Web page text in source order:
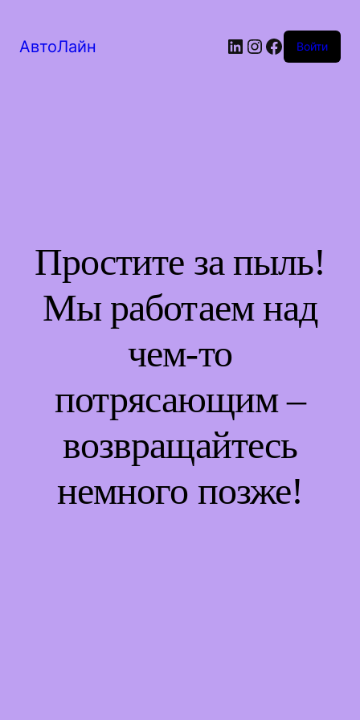
АвтоЛайн LinkedIn
Instagram
Facebook
Войти
Простите за пыль!
Мы работаем над
чем-то
потрясающим –
возвращайтесь
немного позже!